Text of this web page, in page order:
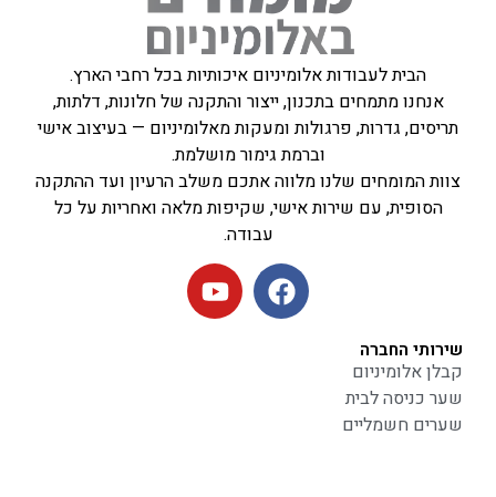
הבית לעבודות אלומיניום איכותיות בכל רחבי הארץ.
אנחנו מתמחים בתכנון, ייצור והתקנה של חלונות, דלתות,
תריסים, גדרות, פרגולות ומעקות מאלומיניום — בעיצוב אישי
וברמת גימור מושלמת.
צוות המומחים שלנו מלווה אתכם משלב הרעיון ועד ההתקנה
הסופית, עם שירות אישי, שקיפות מלאה ואחריות על כל
עבודה.
שירותי החברה
קבלן אלומיניום
שער כניסה לבית
שערים חשמליים